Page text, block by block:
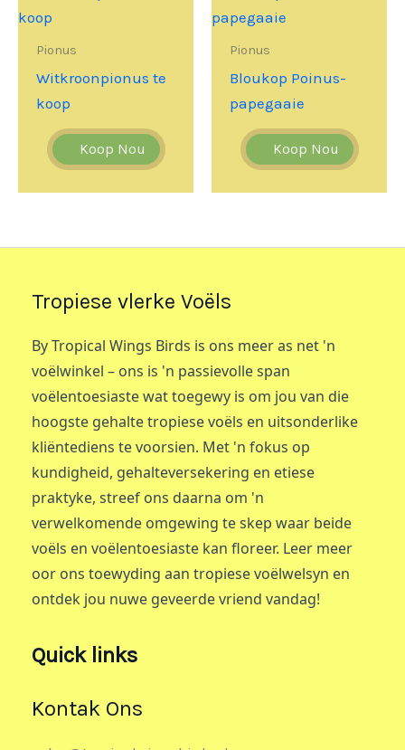
Pionus
Witkroonpionus te
koop
Koop Nou
Pionus
Bloukop Poinus-
papegaaie
Koop Nou
Tropiese vlerke Voëls
By Tropical Wings Birds is ons meer as net 'n
voëlwinkel – ons is 'n passievolle span
voëlentoesiaste wat toegewy is om jou van die
hoogste gehalte tropiese voëls en uitsonderlike
kliëntediens te voorsien. Met 'n fokus op
kundigheid, gehalteversekering en etiese
praktyke, streef ons daarna om 'n
verwelkomende omgewing te skep waar beide
voëls en voëlentoesiaste kan floreer. Leer meer
oor ons toewyding aan tropiese voëlwelsyn en
ontdek jou nuwe geveerde vriend vandag!
Quick links
Kontak Ons